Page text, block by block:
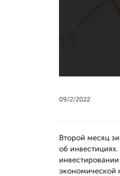
09/2/2022
Второй месяц
об
экономической